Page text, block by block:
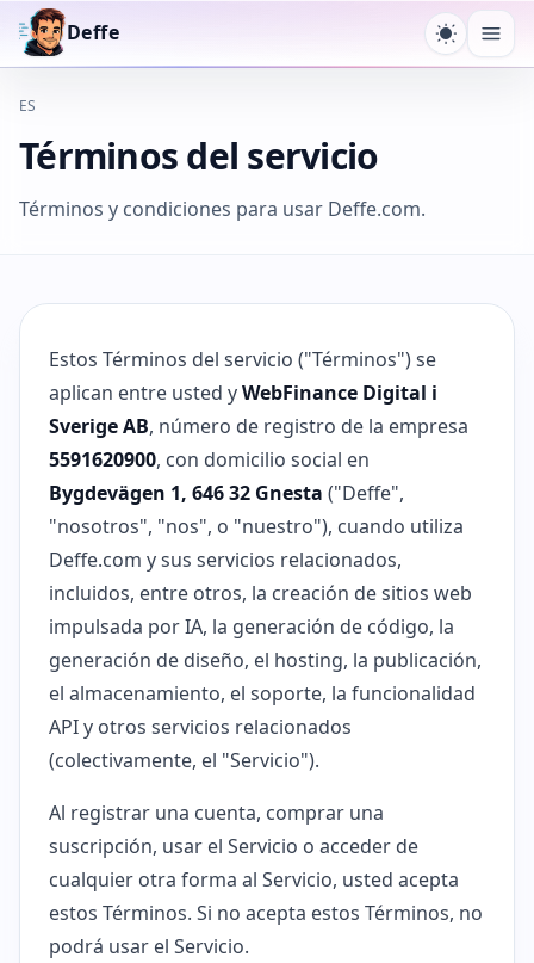
Deffe
Cambiar
ES
Términos del servicio
Términos y condiciones para usar Deffe.com.
Estos Términos del servicio ("Términos") se
aplican entre usted yWebFinance Digital i
Sverige AB, número de registro de la empresa
5591620900, con domicilio social en
Bygdevägen 1, 646 32 Gnesta ("Deffe",
"nosotros", "nos", o "nuestro"), cuando utiliza
Deffe.com y sus servicios relacionados,
incluidos, entre otros, la creación de sitios web
impulsada por IA, la generación de código, la
generación de diseño, el hosting, la publicación,
el almacenamiento, el soporte, la funcionalidad
API y otros servicios relacionados
(colectivamente, el "Servicio").
Al registrar una cuenta, comprar una
suscripción, usar el Servicio o acceder de
cualquier otra forma al Servicio, usted acepta
estos Términos. Si no acepta estos Términos, no
podrá usar el Servicio.